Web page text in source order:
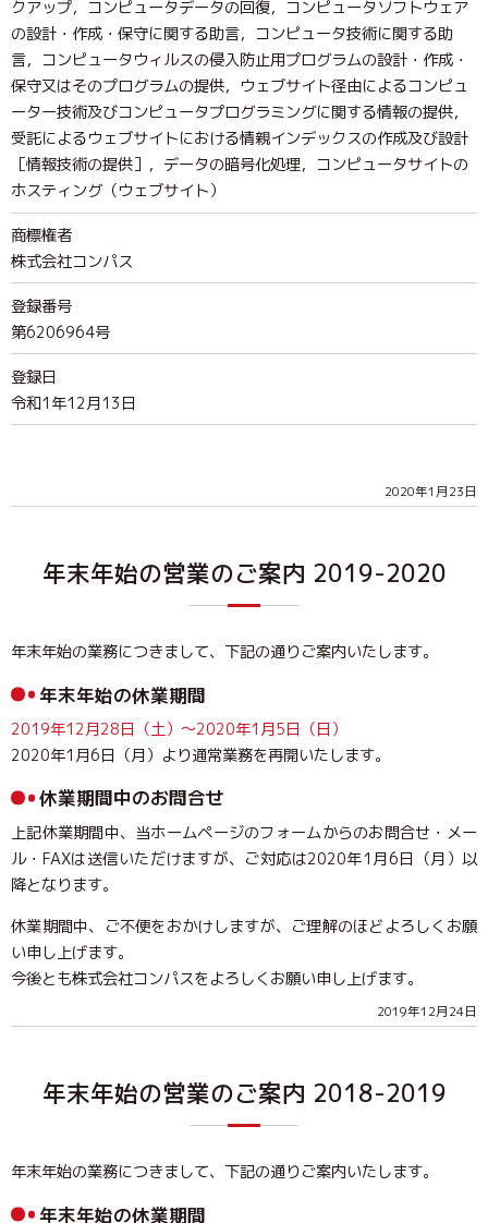
クアップ，コンピュータデータの回復，コンピュータソフトウェア
の設計・作成・保守に関する助言，コンピュータ技術に関する助
言，コンピュータウィルスの侵入防止用プログラムの設計・作成・
保守又はそのプログラムの提供，ウェブサイト径由によるコンピュ
ーター技術及びコンピュータプログラミングに関する情報の提供，
受託によるウェブサイトにおける情親インデックスの作成及び設計
［情報技術の提供］，データの暗号化処理，コンピュータサイトの
ホスティング（ウェブサイト）
商標権者
株式会社コンパス
登録番号
第6206964号
登録日
令和1年12月13日
2020年1月23日
年末年始の営業のご案内 2019-2020
年末年始の業務につきまして、下記の通りご案内いたします。
年末年始の休業期間
2019年12月28日（土）～2020年1月5日（日）
2020年1月6日（月）より通常業務を再開いたします。
休業期間中のお問合せ
上記休業期間中、当ホームページのフォームからのお問合せ・メー
ル・FAXは送信いただけますが、ご対応は2020年1月6日（月）以
降となります。
休業期間中、ご不便をおかけしますが、ご理解のほどよろしくお願
い申し上げます。
今後とも株式会社コンパスをよろしくお願い申し上げます。
2019年12月24日
年末年始の営業のご案内 2018-2019
年末年始の業務につきまして、下記の通りご案内いたします。
年末年始の休業期間